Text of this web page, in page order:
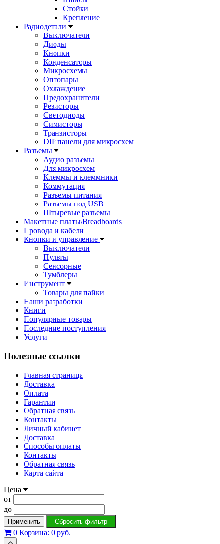
Стойки
Крепление
Радиодетали
Выключатели
Диоды
Кнопки
Конденсаторы
Микросхемы
Оптопары
Охлаждение
Предохранители
Резисторы
Светодиоды
Симисторы
Транзисторы
DIP панели для микросхем
Разъемы
Аудио разъемы
Для микросхем
Клеммы и клеммники
Коммутация
Разъемы питания
Разъемы под USB
Штыревые разъемы
Макетные платы/Breadboards
Провода и кабели
Кнопки и управление
Выключатели
Пульты
Сенсорные
Тумблеры
Инструмент
Товары для пайки
Наши разработки
Книги
Популярные товары
Последние поступления
Услуги
Полезные ссылки
Главная страница
Доставка
Оплата
Гарантии
Обратная связь
Контакты
Личный кабинет
Доставка
Способы оплаты
Контакты
Обратная связь
Карта сайта
Цена
от
до
Применить Сбросить фильтр
0 Корзина: 0 руб.